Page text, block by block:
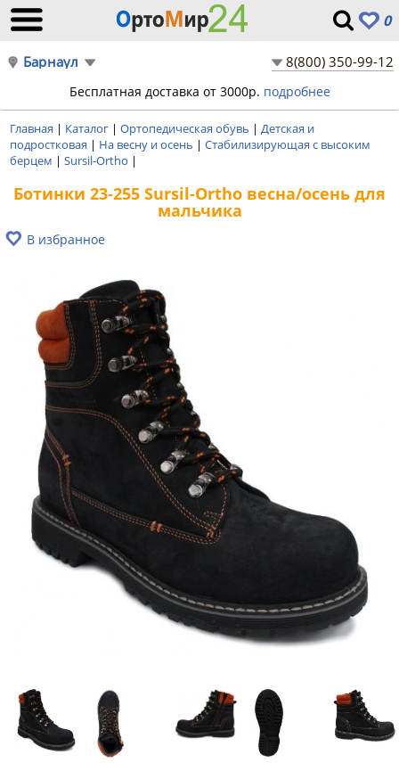
0
Барнаул 8(800) 350-99-12
Бесплатная доставка от 3000р. подробнее
Главная | Каталог | Ортопедическая обувь | Детская и
подростковая | На весну и осень | Стабилизирующая с высоким
берцем | Sursil-Ortho |
Ботинки 23-255 Sursil-Ortho весна/осень для
мальчика
В избранное